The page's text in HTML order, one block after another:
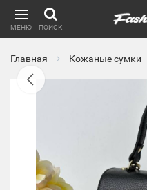
МЕНЮ ПОИСК
Главная Кожаные сумки